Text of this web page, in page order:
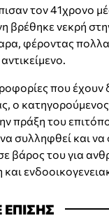
τον 41χρονο
βρέθηκε νεκρή
φέροντας
που έχουν
ο
πράξη του
συλληφθεί και να
βάρος του για
ΕΠΙΣΗΣ